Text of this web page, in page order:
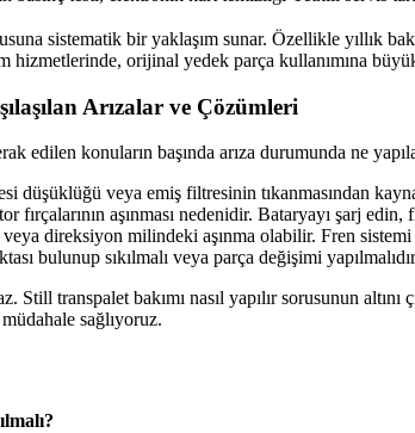
sistematik bir yaklaşım sunar. Özellikle yıllık
hizmetlerinde, orijinal yedek parça kullanımına
Arızalar ve Çözümleri
edilen konuların başında arıza durumunda ne
düşüklüğü veya emiş filtresinin tıkanmasından
aşınması nedenidir. Bataryayı şarj edin,
veya direksiyon milindeki aşınma olabilir. Fren
bulunup sıkılmalı veya parça değişimi
Still transpalet bakımı nasıl yapılır sorusunun
sağlıyoruz.